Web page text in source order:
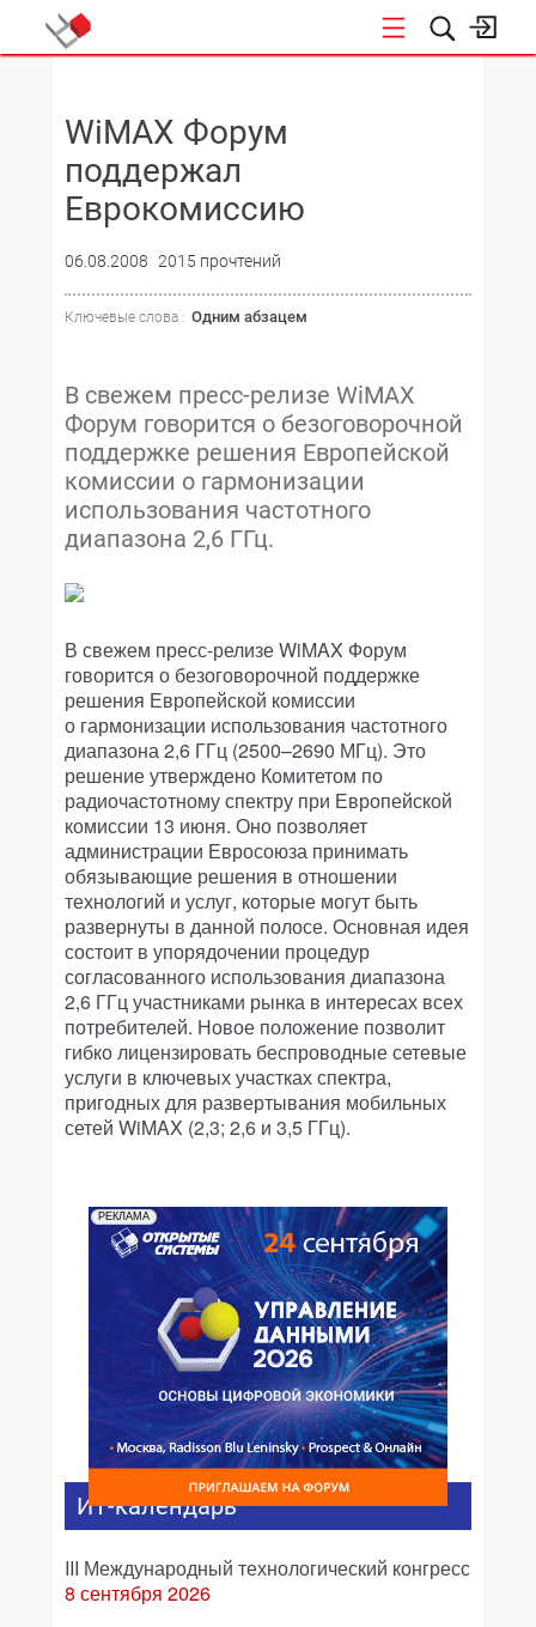
WiMAX Форум
поддержал
Еврокомиссию
06.08.2008 2015 прочтений
Ключевые слова : Одним абзацем
В свежем пресс-релизе WiMAX
Форум говорится о безоговорочной
поддержке решения Европейской
комиссии о гармонизации
использования частотного
диапазона 2,6 ГГц.
В свежем пресс-релизе WiMAX Форум
говорится о безоговорочной поддержке
решения Европейской комиссии
о гармонизации использования частотного
диапазона 2,6 ГГц (2500–2690 МГц). Это
решение утверждено Комитетом по
радиочастотному спектру при Европейской
комиссии 13 июня. Оно позволяет
администрации Евросоюза принимать
обязывающие решения в отношении
технологий и услуг, которые могут быть
развернуты в данной полосе. Основная идея
состоит в упорядочении процедур
согласованного использования диапазона
2,6 ГГц участниками рынка в интересах всех
потребителей. Новое положение позволит
гибко лицензировать беспроводные сетевые
услуги в ключевых участках спектра,
пригодных для развертывания мобильных
сетей WiMAX (2,3; 2,6 и 3,5 ГГц).
РЕКЛАМА
ИТ-календарь
III Международный технологический конгресс
8 сентября 2026